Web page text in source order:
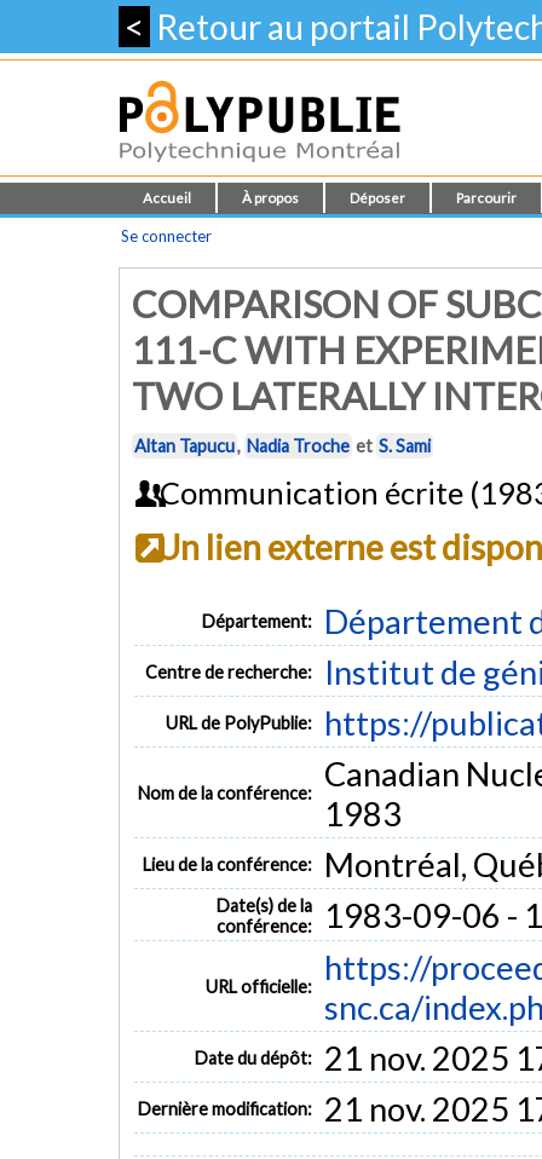
< Retour au portail
Accueil À propos Déposer Parcourir
Se connecter
COMPARISON OF
111-C WITH
TWO LATERALLY
Altan Tapucu, Nadia Troche et S. Sami
Communication écrite
Un lien externe est
Département: Département
Centre de recherche: Institut de
URL de PolyPublie: https://
Nom de la conférence:
Canadian
1983
Lieu de la conférence: Montréal,
Date(s) de la
conférence:
1983-09-06 -
URL officielle:
https://
snc.ca/
Date du dépôt: 21 nov. 2025
Dernière modification: 21 nov. 2025